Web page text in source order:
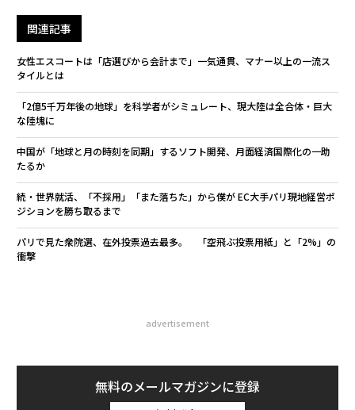
関連記事
女性エスコートは「店選びから会計まで」一気通貫、マナー以上の一流ス
タイルとは
「2億5千万年後の地球」を科学者がシミュレート、現大陸は全合体・巨大
な陸塊に
中国が「地球と月の時刻を同期」するソフト開発、月面経済国際化の一助
たるか
続・世界就活、「不採用」「また落ちた」から僕が EC大手パリ現地経営ポ
ジションを勝ち取るまで
パリで見た衆院選、在外投票過去最多。 「空飛ぶ投票用紙」と「2%」の
衝撃
advertisement
無料のメールマガジンに登録